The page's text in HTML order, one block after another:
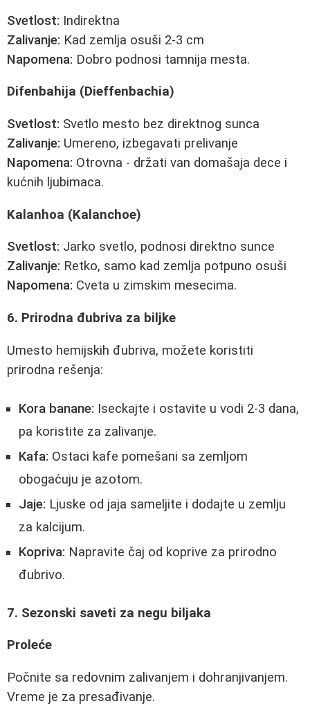
Svetlost: Indirektna
Zalivanje: Kad zemlja osuši 2-3 cm
Napomena: Dobro podnosi tamnija mesta.
Difenbahija (Dieffenbachia)
Svetlost: Svetlo mesto bez direktnog sunca
Zalivanje: Umereno, izbegavati prelivanje
Napomena: Otrovna - držati van domašaja dece i
kućnih ljubimaca.
Kalanhoa (Kalanchoe)
Svetlost: Jarko svetlo, podnosi direktno sunce
Zalivanje: Retko, samo kad zemlja potpuno osuši
Napomena: Cveta u zimskim mesecima.
6. Prirodna đubriva za biljke
Umesto hemijskih đubriva, možete koristiti
prirodna rešenja:
Kora banane: Iseckajte i ostavite u vodi 2-3 dana,
pa koristite za zalivanje.
Kafa: Ostaci kafe pomešani sa zemljom
obogaćuju je azotom.
Jaje: Ljuske od jaja sameljite i dodajte u zemlju
za kalcijum.
Kopriva: Napravite čaj od koprive za prirodno
đubrivo.
7. Sezonski saveti za negu biljaka
Proleće
Počnite sa redovnim zalivanjem i dohranjivanjem.
Vreme je za presađivanje.